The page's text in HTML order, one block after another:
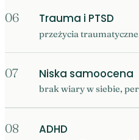
06 Trauma i PTSD
przeżycia
07 Niska samoocena
brak wiary w siebie,
08 ADHD